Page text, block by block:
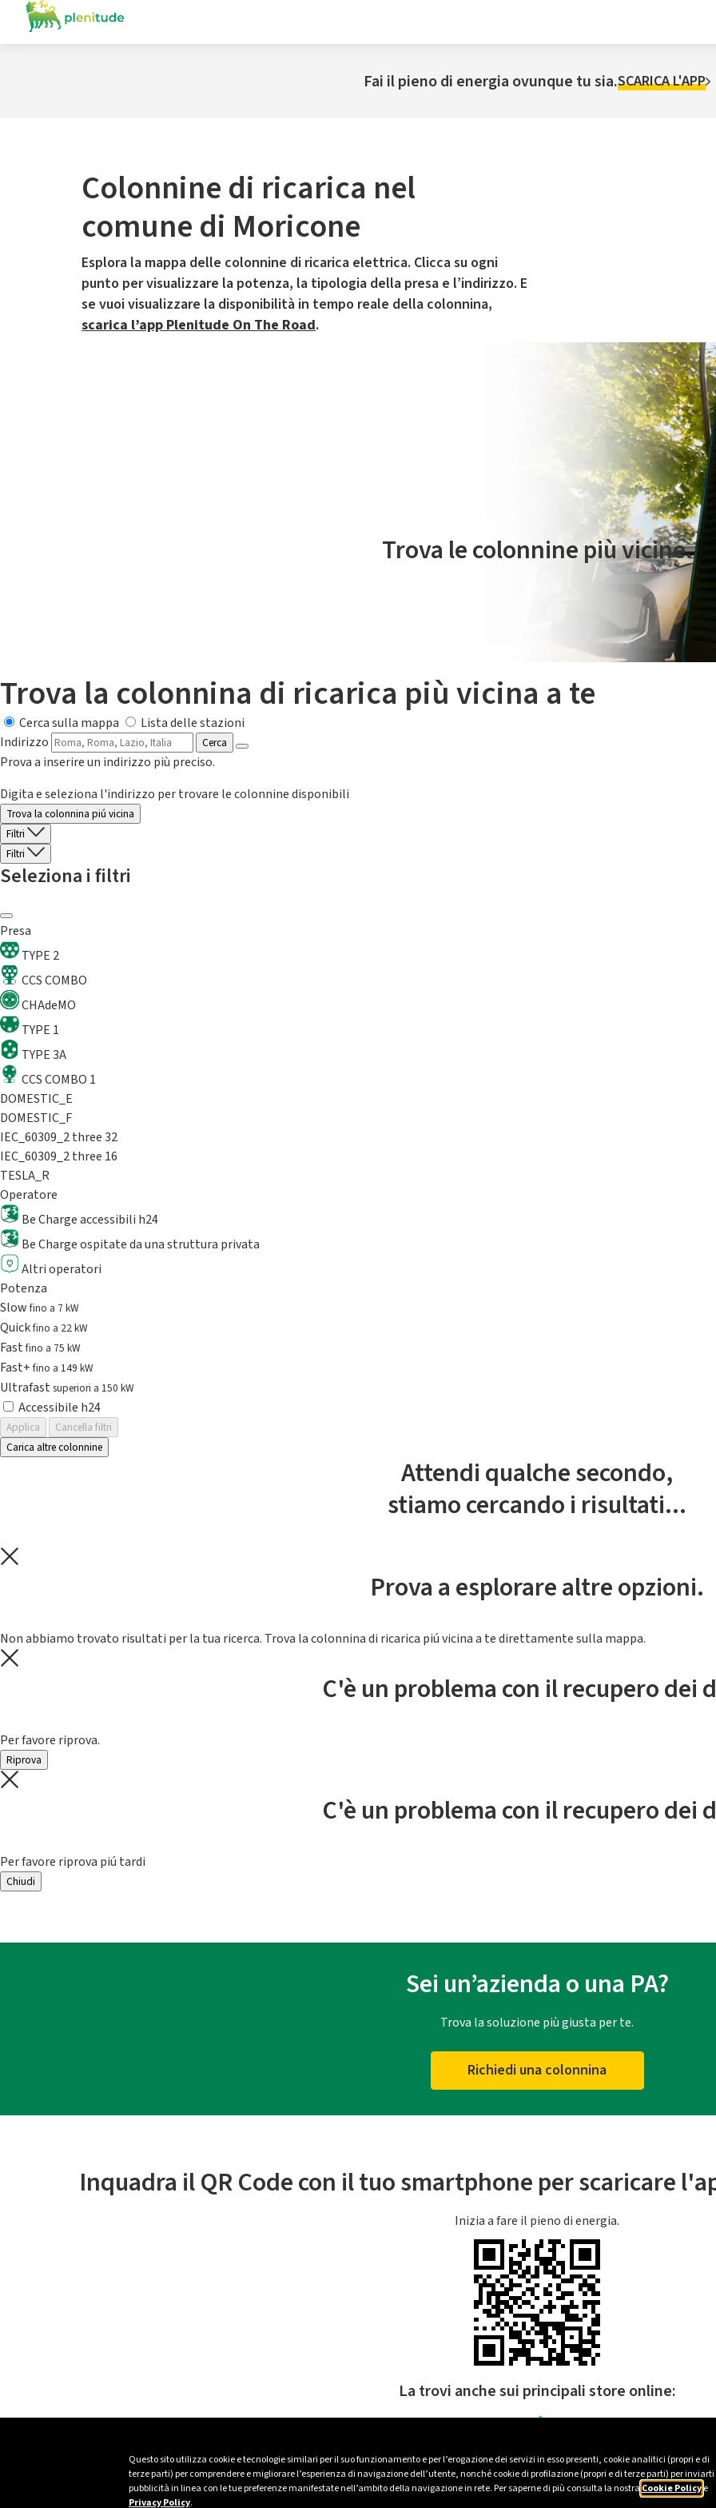
Questo sito utilizza cookie e tecnologie similari per il suo funzionamento e per l’erogazione dei servizi in esso presenti, cookie analitici (propri e di
terze parti) per comprendere e migliorare l’esperienza di navigazione dell’utente, nonché cookie di profilazione (propri e di terze parti) per inviarti
pubblicità in linea con le tue preferenze manifestate nell’ambito della navigazione in rete. Per saperne di più consulta la nostra Cookie Policye
Privacy Policy.
Fai il pieno di energia ovunque tu sia.SCARICA L'APP
Colonnine di ricarica nel
comune di Moricone
Esplora la mappa delle colonnine di ricarica elettrica. Clicca su ogni
punto per visualizzare la potenza, la tipologia della presa e l’indirizzo. E
se vuoi visualizzare la disponibilità in tempo reale della colonnina,
scarica l’app Plenitude On The Road.
Il servizio di mobilità elettrica è gestito da Plenitude On The Road
Trova le colonnine più vicine.
Trova la colonnina di ricarica più vicina a te
Cerca sulla mappa
Lista delle stazioni
Indirizzo
Cerca
Prova a inserire un indirizzo più preciso.
Digita e seleziona l'indirizzo per trovare le colonnine disponibili
Trova la colonnina piú vicina
Filtri
Filtri
Seleziona i filtri
Presa
TYPE 2
CCS COMBO
CHAdeMO
TYPE 1
TYPE 3A
CCS COMBO 1
DOMESTIC_E
DOMESTIC_F
IEC_60309_2 three 32
IEC_60309_2 three 16
TESLA_R
Operatore
Be Charge accessibili h24
Be Charge ospitate da una struttura privata
Altri operatori
Potenza
Slowfino a 7 kW
Quickfino a 22 kW
Fastfino a 75 kW
Fast+fino a 149 kW
Ultrafast superiori a 150 kW
Accessibile h24
Applica
Cancella filtri
Carica altre colonnine
Attendi qualche secondo,
stiamo cercando i risultati...
Prova a esplorare altre opzioni.
Non abbiamo trovato risultati per la tua ricerca. Trova la colonnina di ricarica piú vicina a te direttamente sulla mappa.
C'è un problema con il recupero dei
Per favore riprova.
Riprova
C'è un problema con il recupero dei
Per favore riprova piú tardi
Chiudi
Sei un’azienda o una PA?
Trova la soluzione più giusta per te.
Richiedi una colonnina
Inquadra il QR Code con il tuo smartphone per scaricare
Inizia a fare il pieno di energia.
La trovi anche sui principali store online: